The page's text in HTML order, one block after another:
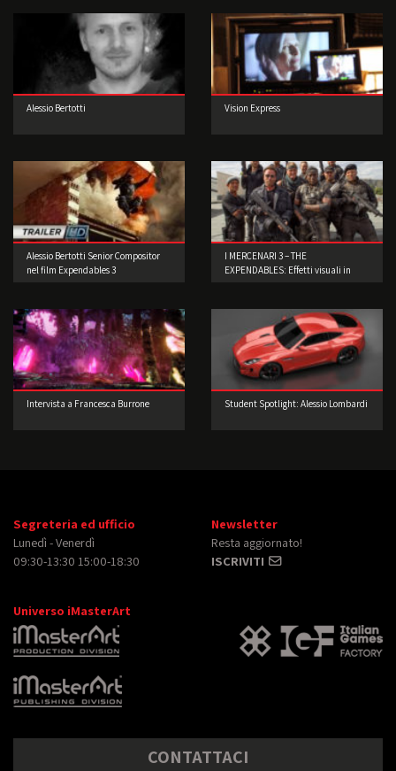
Alessio Bertotti Vision Express
Alessio Bertotti Senior Compositor
nel film Expendables 3
I MERCENARI 3 – THE
EXPENDABLES: Effetti visuali in
Intervista a Francesca Burrone Student Spotlight: Alessio Lombardi
Segreteria ed ufficio
Lunedì - Venerdì
09:30-13:30 15:00-18:30
Newsletter
Resta aggiornato!
ISCRIVITI
Universo iMasterArt
CONTATTACI